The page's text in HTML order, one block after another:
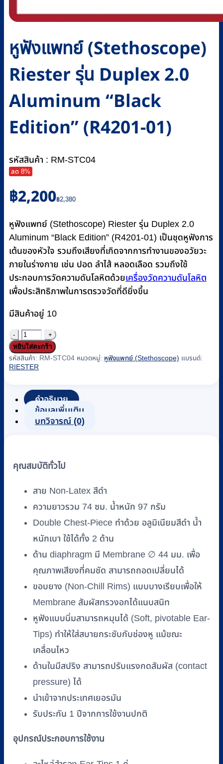
หูฟังแพทย์ (Stethoscope)
Riester รุ่น Duplex 2.0
Aluminum “Black
Edition” (R4201-01)
รหัสสินค้า : RM-STC04
ลด 8%
฿2,380
Original
price
฿2,380.
฿2,200
Current
price
฿2,200.
หูฟังแพทย์ (Stethoscope) Riester รุ่น Duplex 2.0
Aluminum “Black Edition” (R4201-01) เป็นชุดหูฟังการ
เต้นของหัวใจ รวมถึงเสียงที่เกิดจากการทำงานของอวัยวะ
ภายในร่างกาย เช่น ปอด ลำไส้ หลอดเลือด รวมถึงใช้
ประกอบการวัดความดันโลหิตด้วยเครื่องวัดความดันโลหิต
เพื่อประสิทธิภาพในการตรวจวัดที่ดียิ่งขึ้น
มีสินค้าอยู่ 10
จำนวน
หู
ฟัง
(Stethoscope)
Riester
Duplex
Edition”
หยิบใส่ตะกร้า
รหัสสินค้า: RM-STC04 หมวดหมู่: หูฟังแพทย์ (Stethoscope) แบรนด์:
RIESTER
คำอธิบาย
ข้อมูลเพิ่มเติม
บทวิจารณ์ (0)
คุณสมบัติทั่วไป
สาย Non-Latex สีดำ
ความยาวรวม 74 ซม. น้ำหนัก 97 กรัม
Double Chest-Piece ทำด้วย อลูมิเนียมสีดำ น้ำ
หนักเบา ใช้ได้ทั้ง 2 ด้าน
ด้าน diaphragm มี Membrane ∅ 44 มม. เพื่อ
คุณภาพเสียงที่คมชัด สามารถถอดเปลี่ยนได้
ขอบยาง (Non-Chill Rims) แบบบางเรียบเพื่อให้
Membrane สัมผัสทรวงอกได้แนบสนิท
หูฟังแบบนิ่มสามารถหมุนได้ (Soft, pivotable Ear-
Tips) ทำให้ใส่สบายกระชับกับช่องหู แม้ขณะ
เคลื่อนไหว
ด้านในมีสปริง สามารถปรับแรงกดสัมผัส (contact
pressure) ได้
นำเข้าจากประเทศเยอรมัน
รับประกัน 1 ปีจากการใช้งานปกติ
อุปกรณ์ประกอบการใช้งาน